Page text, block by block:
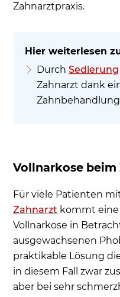
Zahnarztpraxis.
DurchSedierung
Zahnarzt dank
Zahnbehandlung
Vollnarkose beim
Für viele Patienten
Zahnarzt kommt
Vollnarkose in
ausgewachsenen
praktikable Lösung
in diesem Fall zwar
aber bei sehr